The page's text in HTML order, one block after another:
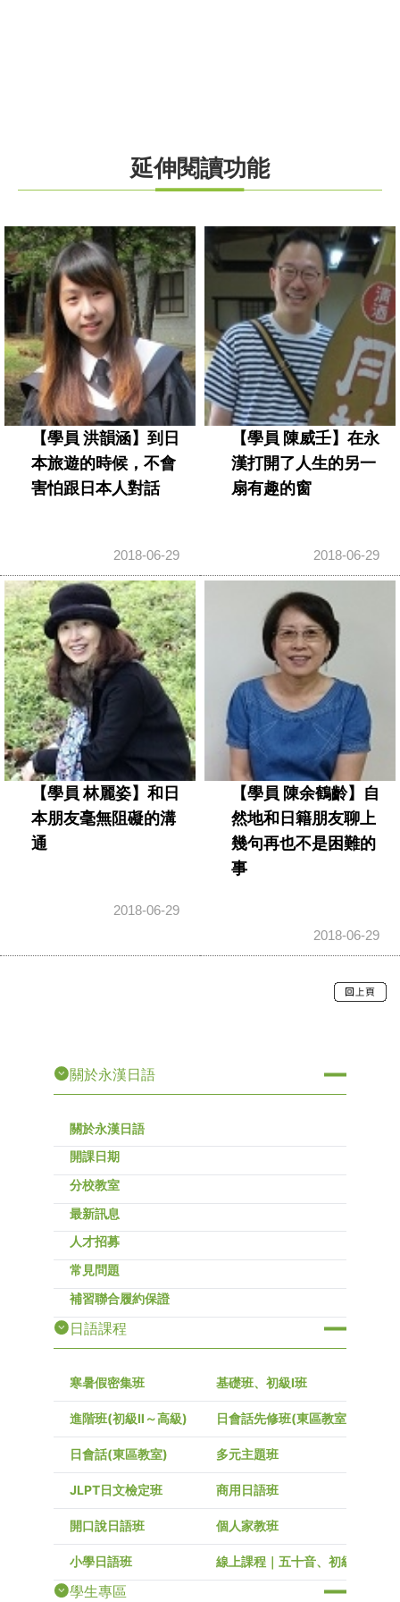
延伸閱讀功能
【學員 洪韻涵】到日
本旅遊的時候，不會
害怕跟日本人對話
2018-06-29
【學員 陳威壬】在永
漢打開了人生的另一
扇有趣的窗
2018-06-29
【學員 林麗姿】和日
本朋友毫無阻礙的溝
通
2018-06-29
【學員 陳余鶴齡】自
然地和日籍朋友聊上
幾句再也不是困難的
事
2018-06-29
關於永漢日語
關於永漢日語
開課日期
分校教室
最新訊息
人才招募
常見問題
補習聯合履約保證
日語課程
寒暑假密集班 基礎班、初級I班
進階班(初級Ⅱ～高級) 日會話先修班(東區教室)
日會話(東區教室) 多元主題班
JLPT日文檢定班 商用日語班
開口說日語班 個人家教班
小學日語班 線上課程｜五十音、初級～高級
學生專區